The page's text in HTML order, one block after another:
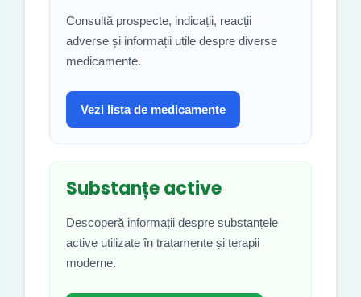
Consultă prospecte, indicații, reacții
adverse și informații utile despre diverse
medicamente.
Vezi lista de medicamente
Substanțe active
Descoperă informații despre substanțele
active utilizate în tratamente și terapii
moderne.